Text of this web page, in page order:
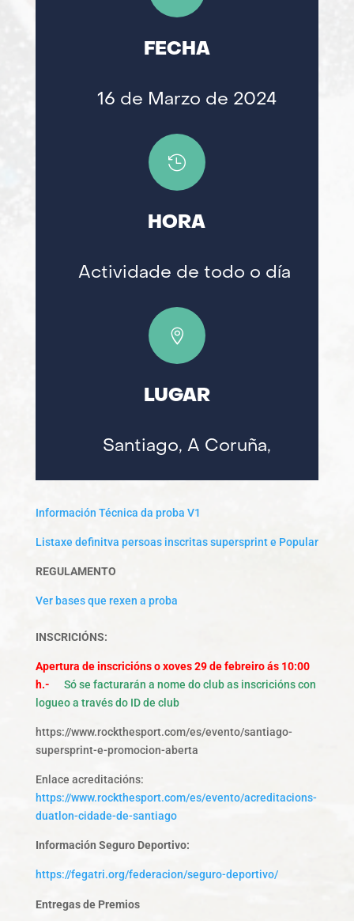
FECHA
16 de Marzo de 2024

HORA
Actividade de todo o día

LUGAR
Santiago, A Coruña,
Información Técnica da proba V1
Listaxe definitva persoas inscritas supersprint e Popular
REGULAMENTO
Ver bases que rexen a proba
INSCRICIÓNS:
Apertura de inscricións o xoves 29 de febreiro ás 10:00
h.- Só se facturarán a nome do club as inscricións con
logueo a través do ID de club
https://www.rockthesport.com/es/evento/santiago-
supersprint-e-promocion-aberta
Enlace acreditacións:
https://www.rockthesport.com/es/evento/acreditacions-
duatlon-cidade-de-santiago
Información Seguro Deportivo:
https://fegatri.org/federacion/seguro-deportivo/
Entregas de Premios